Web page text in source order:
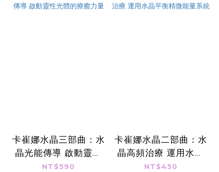
卡崔娜水晶三部曲：水
晶光能傳導 啟動靈性
光體的療癒力量
NT$590
卡崔娜水晶二部曲：水
晶高頻治療 運用水晶
平衡精微能量系統
NT$450